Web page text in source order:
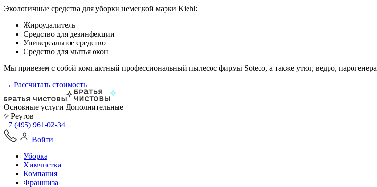
Экологичные средства для уборки немецкой марки Kiehl:
Жироудалитель
Средство для дезинфекции
Универсальное средство
Средство для мытья окон
Мы привезем с собой компактный профессиональный пылесос фирмы Soteco, а также утюг, ведро,
→ Рассчитать стоимость
Основные услуги Дополнительные
Реутов
+7 (495) 961-02-34
Войти
Уборка
Химчистка
Компания
Франшиза